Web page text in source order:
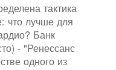
тактика
что лучше для
Банк
- "Ренессанс
одного из